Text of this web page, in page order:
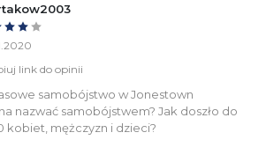
link do opinii
samobójstwo w Jonestown
nazwać samobójstwem? Jak doszło do
kobiet, mężczyzn i dzieci?